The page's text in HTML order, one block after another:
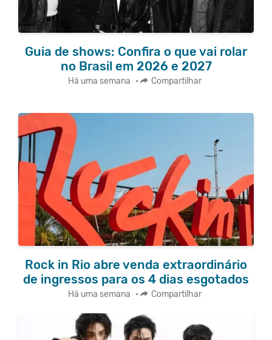
Guia de shows: Confira o que vai rolar
no Brasil em 2026 e 2027
Há uma semana • Compartilhar
Rock in Rio abre venda extraordinário
de ingressos para os 4 dias esgotados
Há uma semana • Compartilhar